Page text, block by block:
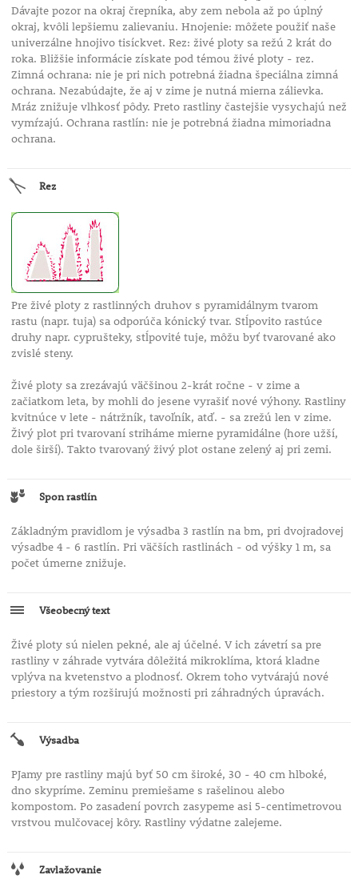
Dávajte pozor na okraj črepníka, aby zem nebola až po úplný
okraj, kvôli lepšiemu zalievaniu. Hnojenie: môžete použiť naše
univerzálne hnojivo tisíckvet. Rez: živé ploty sa režú 2 krát do
roka. Bližšie informácie získate pod témou živé ploty - rez.
Zimná ochrana: nie je pri nich potrebná žiadna špeciálna zimná
ochrana. Nezabúdajte, že aj v zime je nutná mierna zálievka.
Mráz znižuje vlhkosť pôdy. Preto rastliny častejšie vysychajú než
vymŕzajú. Ochrana rastlín: nie je potrebná žiadna mimoriadna
ochrana.
Rez
Pre živé ploty z rastlinných druhov s pyramidálnym tvarom
rastu (napr. tuja) sa odporúča kónický tvar. Stĺpovito rastúce
druhy napr. cyprušteky, stĺpovité tuje, môžu byť tvarované ako
zvislé steny.
Živé ploty sa zrezávajú väčšinou 2-krát ročne - v zime a
začiatkom leta, by mohli do jesene vyrašiť nové výhony. Rastliny
kvitnúce v lete - nátržník, tavoľník, atď. - sa zrežú len v zime.
Živý plot pri tvarovaní striháme mierne pyramidálne (hore užší,
dole širší). Takto tvarovaný živý plot ostane zelený aj pri zemi.
Spon rastlín
Základným pravidlom je výsadba 3 rastlín na bm, pri dvojradovej
výsadbe 4 - 6 rastlín. Pri väčších rastlinách - od výšky 1 m, sa
počet úmerne znižuje.
Všeobecný text
Živé ploty sú nielen pekné, ale aj účelné. V ich závetrí sa pre
rastliny v záhrade vytvára dôležitá mikroklíma, ktorá kladne
vplýva na kvetenstvo a plodnosť. Okrem toho vytvárajú nové
priestory a tým rozširujú možnosti pri záhradných úpravách.
Výsadba
PJamy pre rastliny majú byť 50 cm široké, 30 - 40 cm hlboké,
dno skypríme. Zeminu premiešame s rašelinou alebo
kompostom. Po zasadení povrch zasypeme asi 5-centimetrovou
vrstvou mulčovacej kôry. Rastliny výdatne zalejeme.
Zavlažovanie